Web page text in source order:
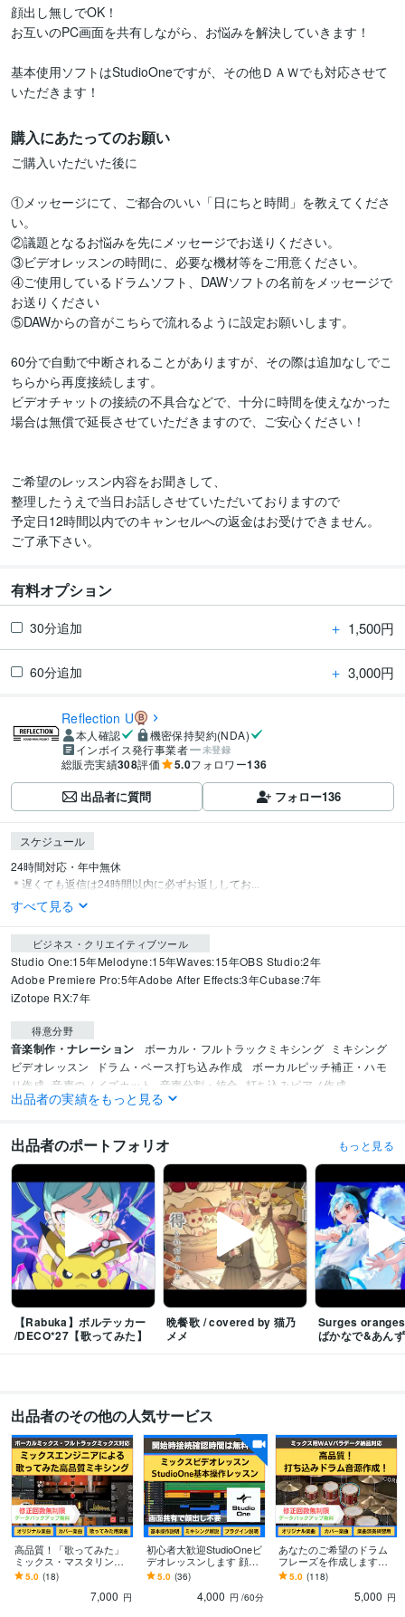
顔出し無しでOK！
お互いのPC画面を共有しながら、お悩みを解決していきます！
基本使用ソフトはStudioOneですが、その他ＤＡＷでも対応させて
いただきます！
購入にあたってのお願い
ご購入いただいた後に
①メッセージにて、ご都合のいい「日にちと時間」を教えてくださ
い。
②議題となるお悩みを先にメッセージでお送りください。
③ビデオレッスンの時間に、必要な機材等をご用意ください。
④ご使用しているドラムソフト、DAWソフトの名前をメッセージで
お送りください
⑤DAWからの音がこちらで流れるように設定お願いします。
60分で自動で中断されることがありますが、その際は追加なしでこ
ちらから再度接続します。
ビデオチャットの接続の不具合などで、十分に時間を使えなかった
場合は無償で延長させていただきますので、ご安心ください！
ご希望のレッスン内容をお聞きして、
整理したうえで当日お話しさせていただいておりますので
予定日12時間以内でのキャンセルへの返金はお受けできません。
ご了承下さい。
有料オプション
30分追加 ＋ 1,500円
60分追加 ＋ 3,000円
Reflection U
本人確認
機密保持契約(NDA)
インボイス発行事業者
未登録
総販売実績308評価 5.0フォロワー136
出品者に質問 フォロー136
スケジュール
24時間対応・年中無休
＊遅くても返信は24時間以内に必ずお返ししてお...
すべて見る
ビジネス・クリエイティブツール
Studio One:15年Melodyne:15年Waves:15年OBS Studio:2年
Adobe Premiere Pro:5年Adobe After Effects:3年Cubase:7年
iZotope RX:7年
得意分野
音楽制作・ナレーション ボーカル・フルトラックミキシング
ミキシング
ビデオレッスン
ドラム・ベース打ち込み作成
ボーカルピッチ補正・ハモ
リ作成 音声のノイズカット 音声分割・統合 打ち込みピアノ作成
YouTube ノイズカット 音声編集
YouTube 広告 音楽 ライブ
カバー
レッスン
出品者の実績をもっと見る
出品者のポートフォリオ もっと見る
【Rabuka】ボルテッカー
/DECO*27【歌ってみた】
晩餐歌 / covered by 猫乃
メメ
Surges
ばかなで&あんず
出品者のその他の人気サービス
高品質！「歌ってみた」
ミックス・マスタリング
します 【修正回数無制
限】高品質ソフトで本格
的なMIXを提供します！
5.0 (18)
7,000 円
初心者大歓迎StudioOneビ
デオレッスンします 顔出
し不要！画面共有で操作
をレッスン、MIXの疑問を
5.0 (36)
4,000 円 /60分
あなたのご希望のドラム
フレーズを作成します
【修正回数無制限】DTM
やRECで使える打ち込み
5.0 (118)
5,000 円